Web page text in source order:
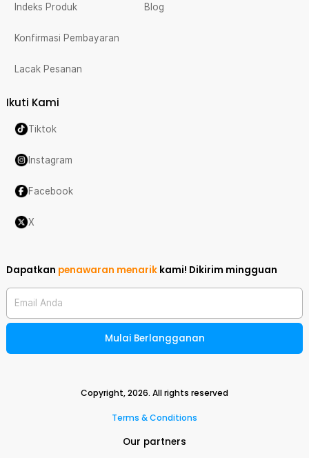
Indeks Produk
Konfirmasi Pembayaran
Lacak Pesanan
Blog
Ikuti Kami
Tiktok
Instagram
Facebook
X
Dapatkan penawaran menarik kami! Dikirim mingguan
Email Anda
Mulai Berlangganan
Copyright,2026. All rights reserved
Terms & Conditions
Our partners